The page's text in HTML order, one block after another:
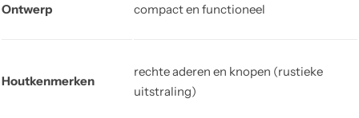
Ontwerp compact en functioneel
Houtkenmerken
rechte aderen en knopen (rustieke
uitstraling)